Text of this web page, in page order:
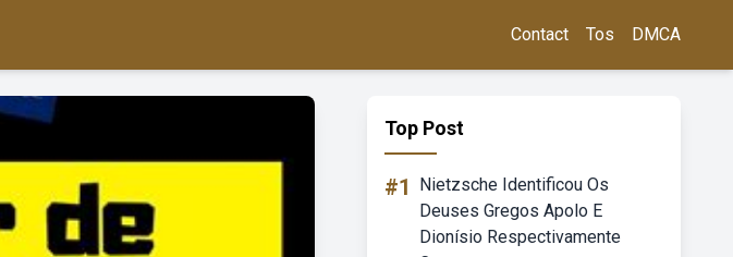
Contact Tos DMCA
Top Post
#1
Nietzsche Identificou Os
Deuses Gregos Apolo E
Dionísio Respectivamente